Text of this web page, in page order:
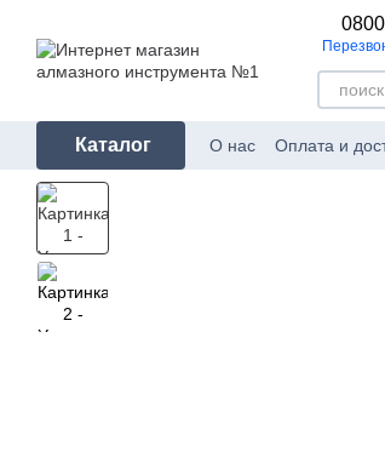
Каталог О нас Оплата и